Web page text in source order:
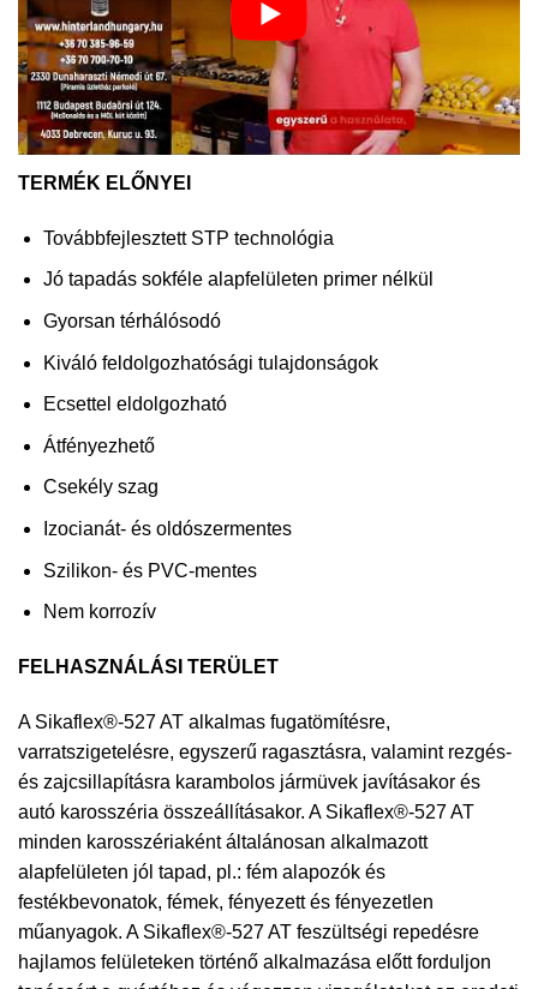
TERMÉK ELŐNYEI
Továbbfejlesztett STP technológia
Jó tapadás sokféle alapfelületen primer nélkül
Gyorsan térhálósodó
Kiváló feldolgozhatósági tulajdonságok
Ecsettel eldolgozható
Átfényezhető
Csekély szag
Izocianát- és oldószermentes
Szilikon- és PVC-mentes
Nem korrozív
FELHASZNÁLÁSI TERÜLET
A Sikaflex®-527 AT alkalmas fugatömítésre,
varratszigetelésre, egyszerű ragasztásra, valamint rezgés-
és zajcsillapításra karambolos jármüvek javításakor és
autó karosszéria összeállításakor. A Sikaflex®-527 AT
minden karosszériaként általánosan alkalmazott
alapfelületen jól tapad, pl.: fém alapozók és
festékbevonatok, fémek, fényezett és fényezetlen
műanyagok. A Sikaflex®-527 AT feszültségi repedésre
hajlamos felületeken történő alkalmazása előtt forduljon